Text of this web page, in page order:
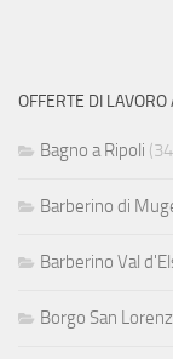
OFFERTE DI LAVORO
Bagno a Ripoli
Barberino di
Barberino Val
Borgo San